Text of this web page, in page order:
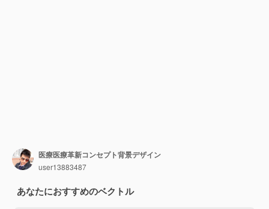
医療医療革新コンセプト背景デザイン
user13883487
あなたにおすすめのベクトル